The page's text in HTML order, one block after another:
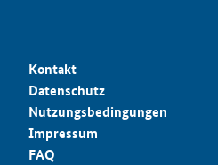
Kontakt
Datenschutz
Nutzungsbedingungen
Impressum
FAQ